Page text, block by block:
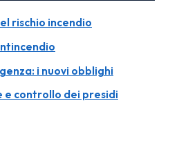
rischio incendio
i nuovi obblighi
e controllo dei presidi